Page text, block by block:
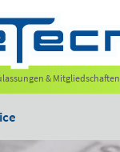
& Mitgliedschaften